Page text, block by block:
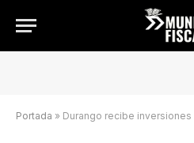
Portada » Durango recibe inversiones históricas por